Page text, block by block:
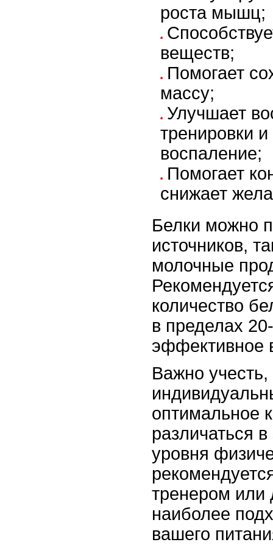
роста мышц;
веществ;
Помогает
массу;
Улучшает
тренировки
воспаление;
Помогает
снижает
Белки можно
источников,
молочные
количество
в пределах
эффективное
Важно
оптимальное
различаться
уровня
тренером или
наиболее
вашего